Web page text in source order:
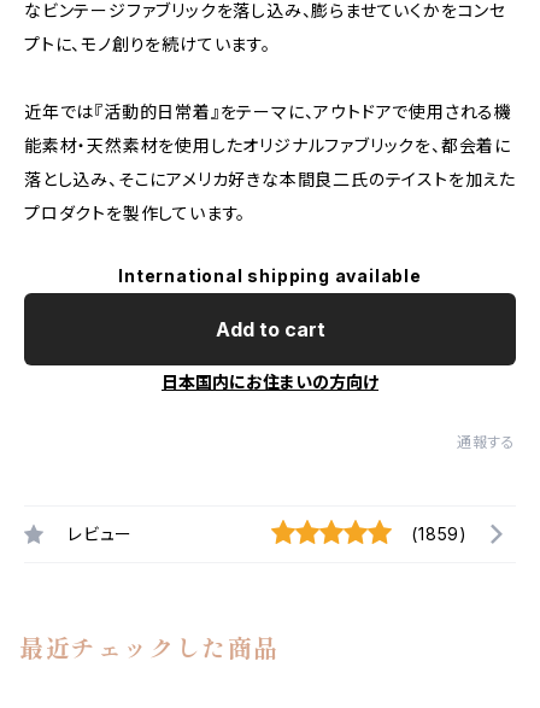
なビンテージファブリックを落し込み、膨らませていくかをコンセ
プトに、モノ創りを続けています。
近年では『活動的日常着』をテーマに、アウトドアで使用される機
能素材・天然素材を使用したオリジナルファブリックを、都会着に
落とし込み、そこにアメリカ好きな本間良二氏のテイストを加えた
プロダクトを製作しています。
International shipping available
Add to cart
日本国内にお住まいの方向け
通報する
レビュー (1859)
最近チェックした商品